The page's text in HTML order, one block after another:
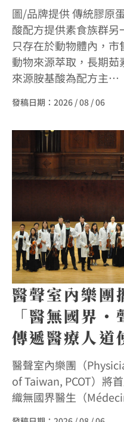
圖/品牌提供 傳統膠原
酸配方提供素食族群
只存在於動物體內，
動物來源萃取，長期
來源胺基酸為配方主…
發稿日期： 2026 / 08 / 06
醫聲室內樂團
「醫無國界
傳遞醫療人道
醫聲室內樂團（
of Taiwan, PCOT）將
織無國界醫生（